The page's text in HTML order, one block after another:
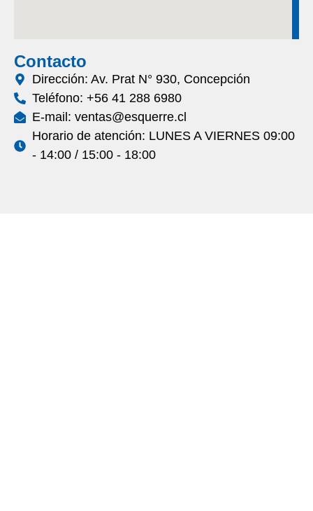
Contacto
Dirección: Av. Prat N° 930, Concepción
Teléfono: +56 41 288 6980
E-mail: ventas@esquerre.cl
Horario de atención: LUNES A VIERNES 09:00
- 14:00 / 15:00 - 18:00